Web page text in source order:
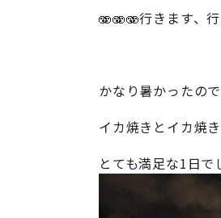
🫨🫨🫨行きます、
かなり暑かったの
イカ焼きとイカ焼
とても満足な1日